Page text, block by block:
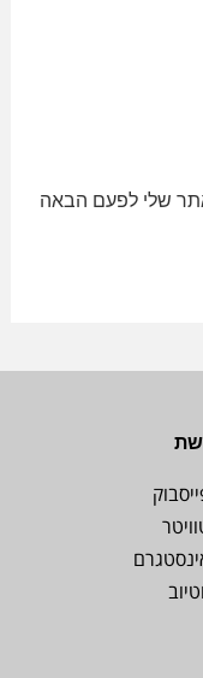
שלי לפעם הבאה